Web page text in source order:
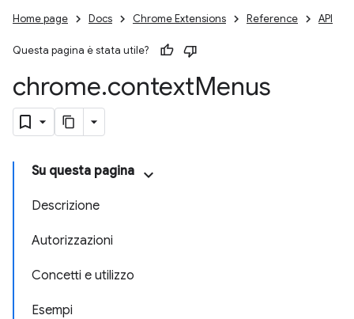
Home page Docs Chrome Extensions Reference API
Questa pagina è stata utile?
chrome.contextMenus
Su questa pagina
Descrizione
Autorizzazioni
Concetti e utilizzo
Esempi